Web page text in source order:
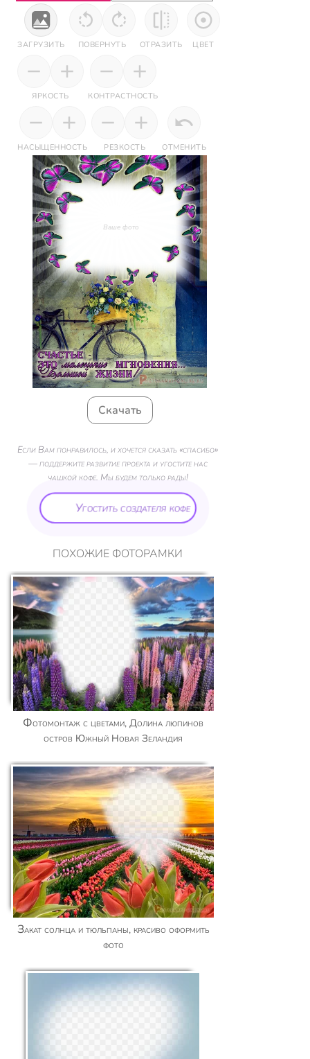
ЗАГРУЗИТЬ ПОВЕРНУТЬ ОТРАЗИТЬ ЦВЕТ
ЯРКОСТЬ КОНТРАСТНОСТЬ
НАСЫЩЕННОСТЬ РЕЗКОСТЬ ОТМЕНИТЬ
Ваше фото
Скачать
Если Вам понравилось, и хочется сказать «спасибо»
— поддержите развитие проекта и угостите нас
чашкой кофе. Мы будем только рады!
Угостить создателя кофе
ПОХОЖИЕ ФОТОРАМКИ
Фотомонтаж с цветами, Долина люпинов
остров Южный Новая Зеландия
Закат солнца и тюльпаны, красиво оформить
фото